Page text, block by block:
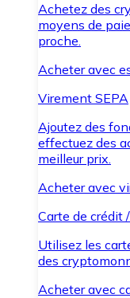
Achetez des
moyens de
proche.
Acheter avec
Virement SEPA
Ajoutez des
effectuez des
meilleur prix.
Acheter avec
Carte de crédit
Utilisez les
des
Acheter avec